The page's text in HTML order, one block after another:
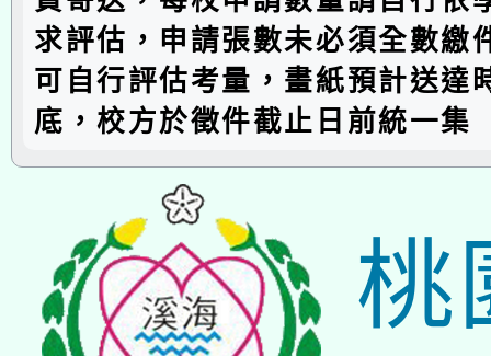
求評估，申請張數未必須全數繳
可自行評估考量，畫紙預計送達
底，校方於徵件截止日前統一集
桃